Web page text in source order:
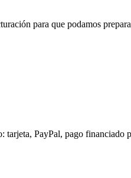
para que podamos
tarjeta, PayPal, pago financiado